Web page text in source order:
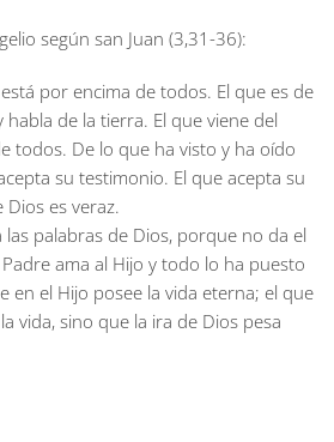
según san Juan (3,31-36):
por encima de todos. El que es de
de la tierra. El que viene del
todos. De lo que ha visto y ha oído
su testimonio. El que acepta su
es veraz.
las palabras de Dios, porque no da el
ama al Hijo y todo lo ha puesto
en el Hijo posee la vida eterna; el que
vida, sino que la ira de Dios pesa